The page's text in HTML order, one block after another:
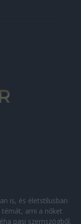
is, és életstílusban
témát, ami a nőket
pasi szemszögből.